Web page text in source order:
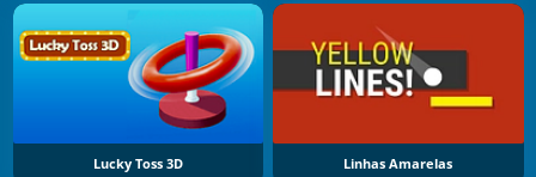
Lucky Toss 3D Linhas Amarelas